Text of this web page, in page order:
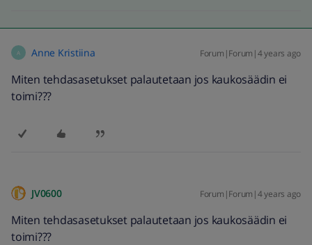
A Anne Kristiina Forum|Forum|4 years ago
Miten tehdasasetukset palautetaan jos kaukosäädin ei
toimi???
JV0600 Forum|Forum|4 years ago
Miten tehdasasetukset palautetaan jos kaukosäädin ei
toimi???